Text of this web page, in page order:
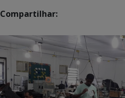
Compartilhar: